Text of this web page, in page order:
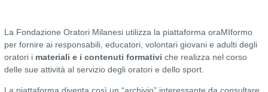
La Fondazione Oratori Milanesi utilizza la piattaforma oraMIformo
per fornire ai responsabili, educatori, volontari giovani e adulti degli
oratori i materiali e i contenuti formativi che realizza nel corso
delle sue attività al servizio degli oratori e dello sport.